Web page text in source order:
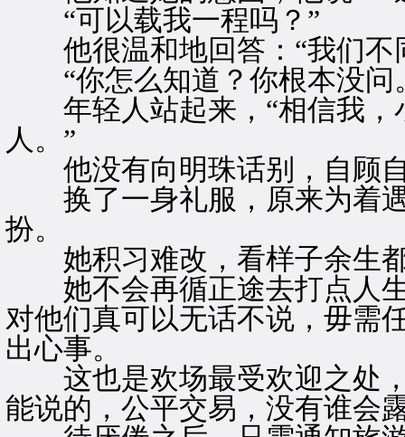
“可以载我一程吗？”
他很温和地回答：“我们不
“你怎么知道？你根本没问
年轻人站起来，“相信我，
人。”
他没有向明珠话别，自顾
换了一身礼服，原来为着遇
扮。
她积习难改，看样子余生都
她不会再循正途去打点人生
对他们真可以无话不说，毋需
出心事。
这也是欢场最受欢迎之处，
能说的，公平交易，没有谁会